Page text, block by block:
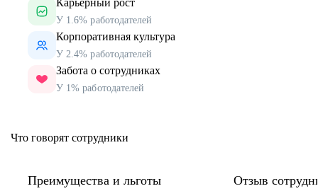
Карьерный рост
У 1.6% работодателей
Корпоративная культура
У 2.4% работодателей
Забота о сотрудниках
У 1% работодателей
Что говорят сотрудники
Преимущества и льготы
Отзыв